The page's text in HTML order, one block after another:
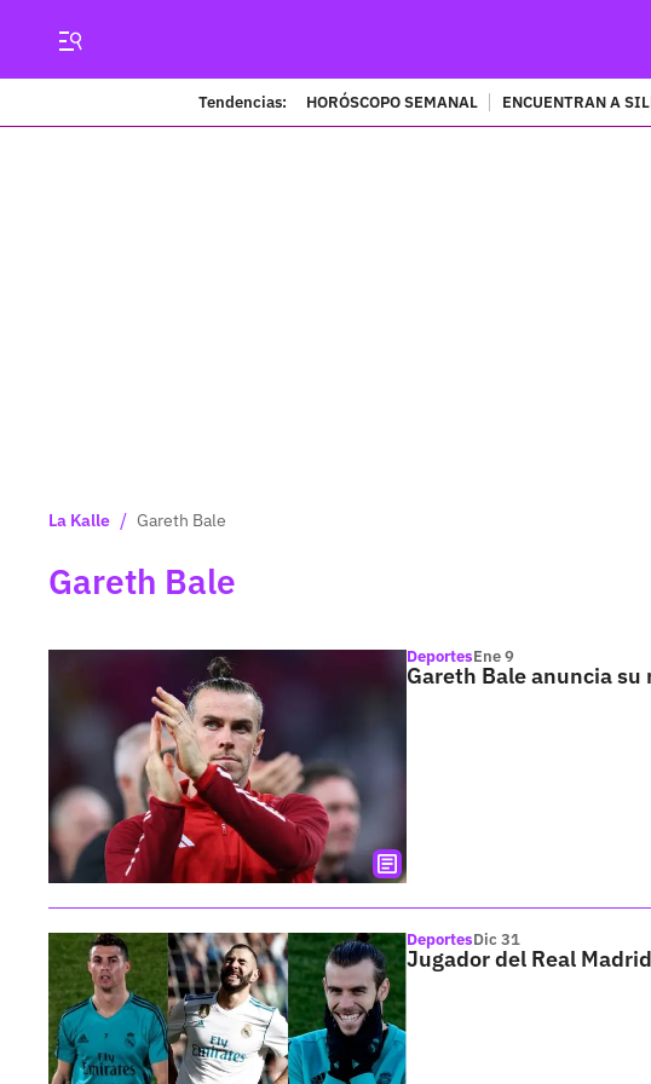
Tendencias: HORÓSCOPO SEMANAL ENCUENTRAN A
La Kalle / Gareth Bale
Gareth Bale
DeportesEne 9
Gareth Bale anuncia
DeportesDic 31
Jugador del Real